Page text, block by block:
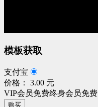
模板获取
支付宝
价格： 3.00 元
VIP会员免费终身会员免费
购买